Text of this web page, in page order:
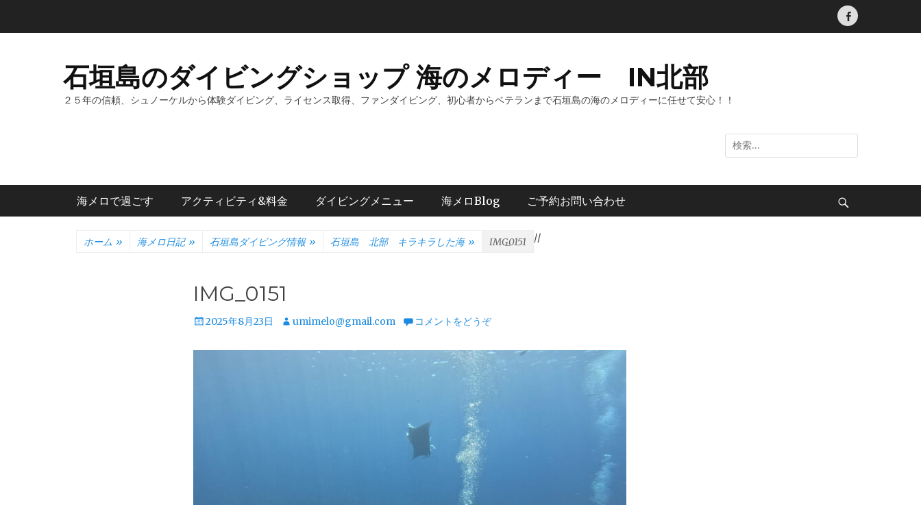
Facebook
石垣島のダイビングショップ 海のメロディー IN北部
２５年の信頼、シュノーケルから体験ダイビング、ライセンス取得、ファンダイビング、初心者からベテランまで石垣島の海のメロディーに任せて安心！！
検
索:
メインメニュー
海メロで過ごす アクティビティ&料金 ダイビングメニュー 海メロBlog ご予約お問い合わせ
ホーム » 海メロ日記 » /
石垣島ダイビング情報 » /
石垣島 北部 キラキラした海 » IMG_0151
IMG_0151
投
日
2025年8月23日
投
者
umimelo@gmail.com コメントをどうぞ